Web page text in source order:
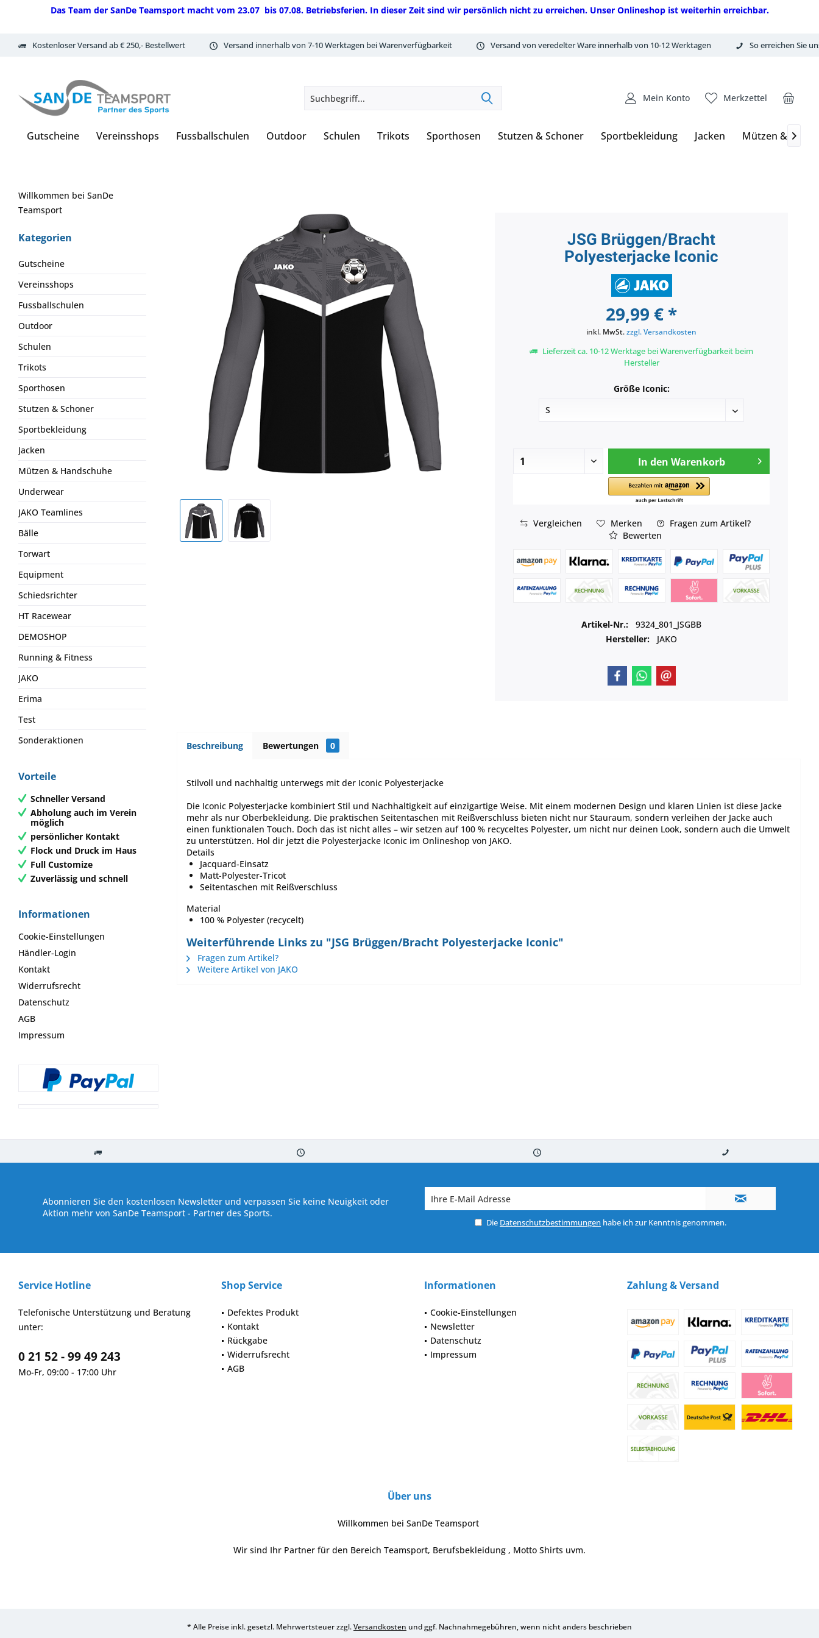
Das Team der SanDe Teamsport macht vom 23.07 bis 07.08. Betriebsferien. In dieser Zeit sind wir persönlich nicht zu erreichen. Unser Onlineshop ist weiterhin erreichbar.
Kostenloser Versand ab € 250,- Bestellwert Versand innerhalb von 7-10 Werktagen bei Warenverfügbarkeit Versand von veredelter Ware innerhalb von 10-12 Werktagen So erreichen Sie
Merkzettel
Mein Konto
Gutscheine Vereinsshops Fussballschulen Outdoor Schulen Trikots Sporthosen Stutzen & Schoner Sportbekleidung Jacken Mützen & 
Willkommen bei SanDe
Teamsport
Kategorien
Gutscheine
Vereinsshops
Fussballschulen
Outdoor
Schulen
Trikots
Sporthosen
Stutzen & Schoner
Sportbekleidung
Jacken
Mützen & Handschuhe
Underwear
JAKO Teamlines
Bälle
Torwart
Equipment
Schiedsrichter
HT Racewear
DEMOSHOP
Running & Fitness
JAKO
Erima
Test
Sonderaktionen
Vorteile
Schneller Versand
Abholung auch im Verein
möglich
persönlicher Kontakt
Flock und Druck im Haus
Full Customize
Zuverlässig und schnell
Informationen
Cookie-Einstellungen
Händler-Login
Kontakt
Widerrufsrecht
Datenschutz
AGB
Impressum
JSG Brüggen/Bracht
Polyesterjacke Iconic
29,99 € *
inkl. MwSt.zzgl. Versandkosten
Lieferzeit ca. 10-12 Werktage bei Warenverfügbarkeit beim
Hersteller
Größe Iconic:
In den Warenkorb
Vergleichen Merken
Fragen zum Artikel?
Bewerten
Artikel-Nr.:
9324_801_JSGBB
Hersteller:
JAKO
Beschreibung Bewertungen 0
Stilvoll und nachhaltig unterwegs mit der Iconic Polyesterjacke
Die Iconic Polyesterjacke kombiniert Stil und Nachhaltigkeit auf einzigartige Weise. Mit einem modernen Design und klaren Linien ist diese Jacke
mehr als nur Oberbekleidung. Die praktischen Seitentaschen mit Reißverschluss bieten nicht nur Stauraum, sondern verleihen der Jacke auch
einen funktionalen Touch. Doch das ist nicht alles – wir setzen auf 100 % recyceltes Polyester, um nicht nur deinen Look, sondern auch die Umwelt
zu unterstützen. Hol dir jetzt die Polyesterjacke Iconic im Onlineshop von JAKO.
Details
Jacquard-Einsatz
Matt-Polyester-Tricot
Seitentaschen mit Reißverschluss
Material
100 % Polyester (recycelt)
Weiterführende Links zu "JSG Brüggen/Bracht Polyesterjacke Iconic"
Fragen zum Artikel?
Weitere Artikel von JAKO
Abonnieren Sie den kostenlosen Newsletter und verpassen Sie keine Neuigkeit oder
Aktion mehr von SanDe Teamsport - Partner des Sports.
Die Datenschutzbestimmungen habe ich zur Kenntnis genommen.
Service Hotline
Telefonische Unterstützung und Beratung
unter:
0 21 52 - 99 49 243
Mo-Fr, 09:00 - 17:00 Uhr
Shop Service
Defektes Produkt
Kontakt
Rückgabe
Widerrufsrecht
AGB
Informationen
Cookie-Einstellungen
Newsletter
Datenschutz
Impressum
Zahlung & Versand
Über uns
Willkommen bei SanDe Teamsport
Wir sind Ihr Partner für den Bereich Teamsport, Berufsbekleidung , Motto Shirts uvm.
* Alle Preise inkl. gesetzl. Mehrwertsteuer zzgl.Versandkosten und ggf. Nachnahmegebühren, wenn nicht anders beschrieben